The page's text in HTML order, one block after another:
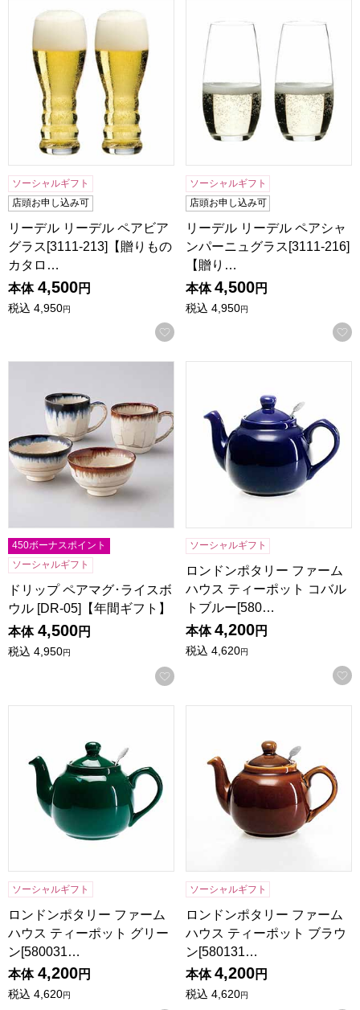
リーデル リーデル ペアビアグラス[3111-213]【贈りものカ
ソーシャルギフト
店頭お申し込み可
リーデル リーデル ペアビア
グラス[3111-213]【贈りもの
カタロ…
本体 4,500円
税込 4,950円
お気に入りに登録する
ソーシャルギフト
店頭お申し込み可
リーデル リーデル ペアシャ
ンパーニュグラス[3111-216]
【贈り…
本体 4,500円
税込 4,950円
450ボーナスポイント
ソーシャルギフト
ドリップ ペアマグ･ライスボ
ウル [DR-05]【年間ギフト】
本体 4,500円
税込 4,950円
お気に入りに登録する
ソーシャルギフト
ロンドンポタリー ファーム
ハウス ティーポット コバル
トブルー[580…
本体 4,200円
税込 4,620円
ソーシャルギフト
ロンドンポタリー ファーム
ハウス ティーポット グリー
ン[580031…
本体 4,200円
税込 4,620円
ソーシャルギフト
ロンドンポタリー ファーム
ハウス ティーポット ブラウ
ン[580131…
本体 4,200円
税込 4,620円